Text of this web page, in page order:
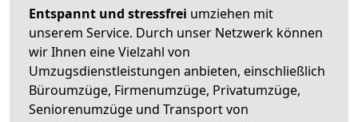
Entspannt und stressfrei umziehen mit
unserem Service. Durch unser Netzwerk können
wir Ihnen eine Vielzahl von
Umzugsdienstleistungen anbieten, einschließlich
Büroumzüge, Firmenumzüge, Privatumzüge,
Seniorenumzüge und Transport von